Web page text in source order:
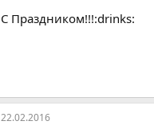
C Праздником!!!:drinks:
22.02.2016